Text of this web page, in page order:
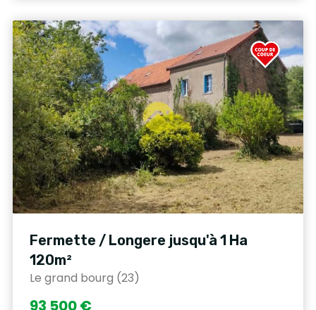
Fermette / Longere jusqu'à 1 Ha
120m²
Le grand bourg (23)
93 500 €